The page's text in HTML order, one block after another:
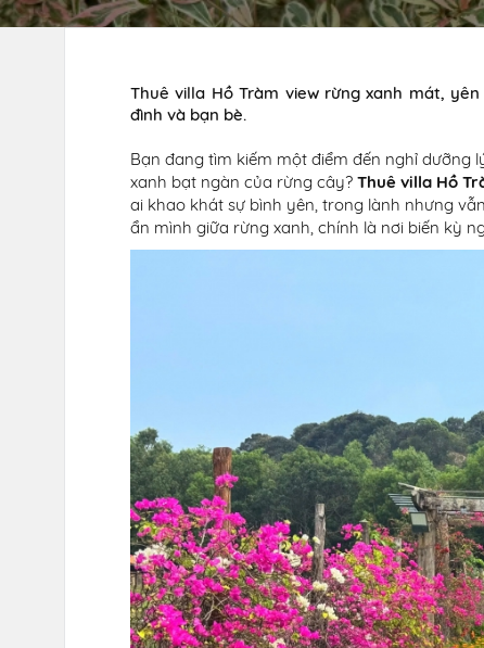
Thuê villa Hồ Tràm view rừng xanh mát,
đình và bạn bè.
Bạn đang tìm kiếm một điểm đến nghỉ dưỡng
xanh bạt ngàn của rừng cây? Thuê villa Hồ
ai khao khát sự bình yên, trong lành nhưng
ẩn mình giữa rừng xanh, chính là nơi biến kỳ